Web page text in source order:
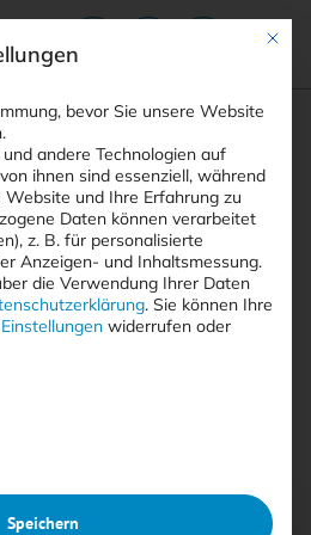
Suchen
SPIONAGE
Spionage
Mit
bevor Sie unsere Website
andere Technologien auf
ihnen sind essenziell, während
und Ihre Erfahrung zu
Daten können verarbeitet
z. B. für personalisierte
Anzeigen- und Inhaltsmessung.
die Verwendung Ihrer Daten
. Sie können Ihre
Einstellungen widerrufen oder
Service-Gruppen, für die eine
Speichern